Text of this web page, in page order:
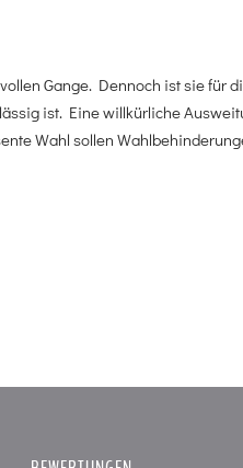
Gange. Dennoch ist sie für
ist. Eine willkürliche
Wahl sollen